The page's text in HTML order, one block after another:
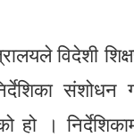
विदेशी
हो ।